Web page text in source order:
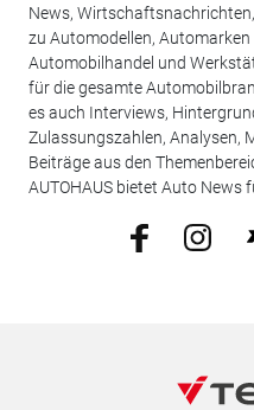
News,
zu Automodellen,
Automobilhandel und
für die gesamte
es auch Interviews,
Zulassungszahlen, Analysen,
Beiträge aus den
AUTOHAUS bietet Auto News